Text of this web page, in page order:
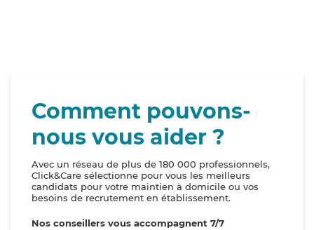
Comment pouvons-
nous vous aider ?
Avec un réseau de plus de 180 000 professionnels,
Click&Care sélectionne pour vous les meilleurs
candidats pour votre maintien à domicile ou vos
besoins de recrutement en établissement.
Nos conseillers vous accompagnent 7/7